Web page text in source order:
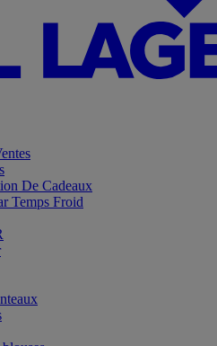
De Cadeaux
Temps Froid